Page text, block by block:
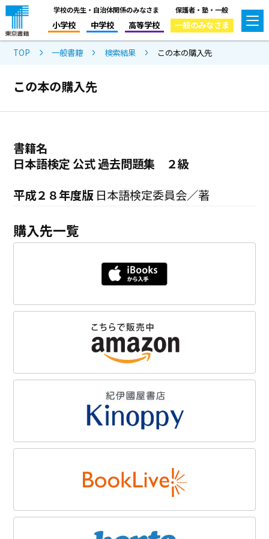
学校の先生・自治体関係のみなさま
小学校 中学校 高等学校
保護者・塾・一般
一般のみなさま
TOP 一般書籍 検索結果 この本の購入先
この本の購入先
書籍名
日本語検定 公式 過去問題集 ２級
平成２８年度版 日本語検定委員会／著
購入先一覧